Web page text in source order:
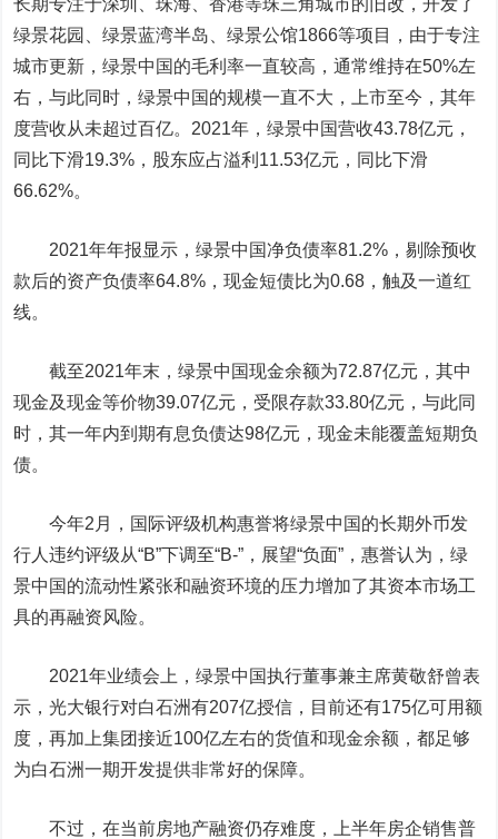
长期专注于深圳、珠海、香港等珠三角城市的旧改，开发了
绿景花园、绿景蓝湾半岛、绿景公馆1866等项目，由于专注
城市更新，绿景中国的毛利率一直较高，通常维持在50%左
右，与此同时，绿景中国的规模一直不大，上市至今，其年
度营收从未超过百亿。2021年，绿景中国营收43.78亿元，
同比下滑19.3%，股东应占溢利11.53亿元，同比下滑
66.62%。
2021年年报显示，绿景中国净负债率81.2%，剔除预收
款后的资产负债率64.8%，现金短债比为0.68，触及一道红
线。
截至2021年末，绿景中国现金余额为72.87亿元，其中
现金及现金等价物39.07亿元，受限存款33.80亿元，与此同
时，其一年内到期有息负债达98亿元，现金未能覆盖短期负
债。
今年2月，国际评级机构惠誉将绿景中国的长期外币发
行人违约评级从“B”下调至“B-”，展望“负面”，惠誉认为，绿
景中国的流动性紧张和融资环境的压力增加了其资本市场工
具的再融资风险。
2021年业绩会上，绿景中国执行董事兼主席黄敬舒曾表
示，光大银行对白石洲有207亿授信，目前还有175亿可用额
度，再加上集团接近100亿左右的货值和现金余额，都足够
为白石洲一期开发提供非常好的保障。
不过，在当前房地产融资仍存难度，上半年房企销售普